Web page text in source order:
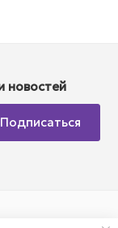
новостей
Подписаться